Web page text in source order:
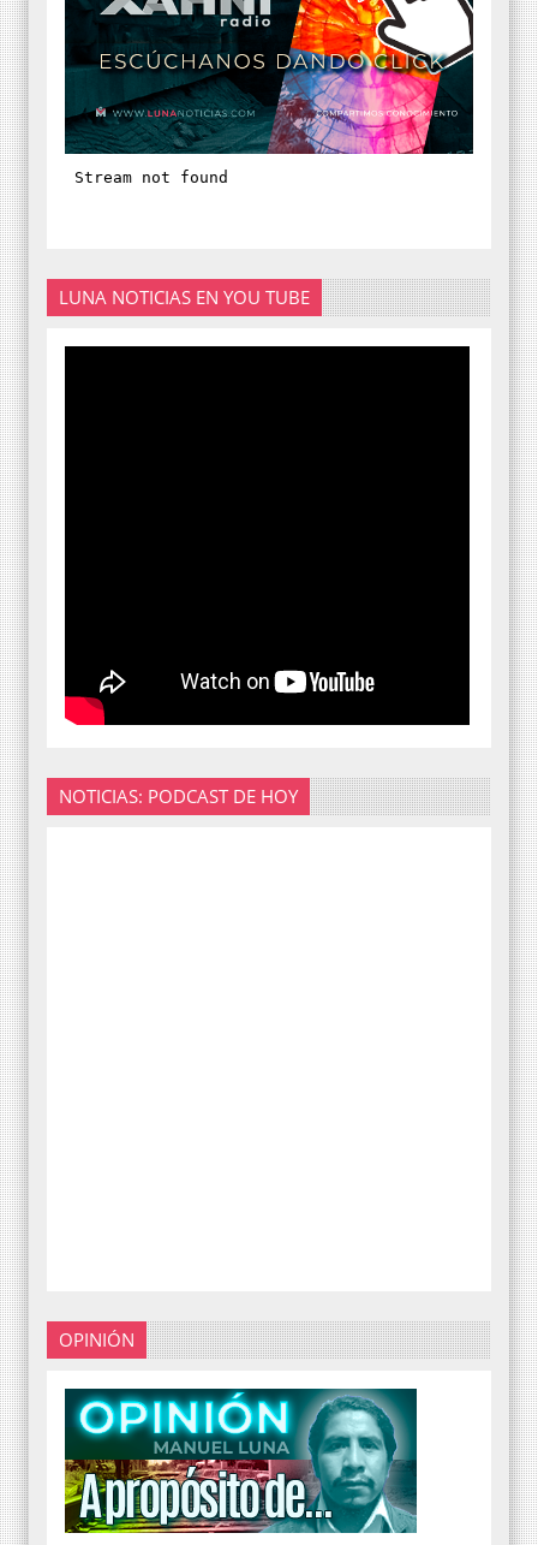
LUNA NOTICIAS EN YOU TUBE
NOTICIAS: PODCAST DE HOY
OPINIÓN